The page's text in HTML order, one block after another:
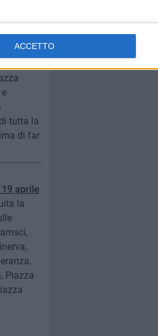
ACCETTO
tutta la
di far
aprile
la
Piazza